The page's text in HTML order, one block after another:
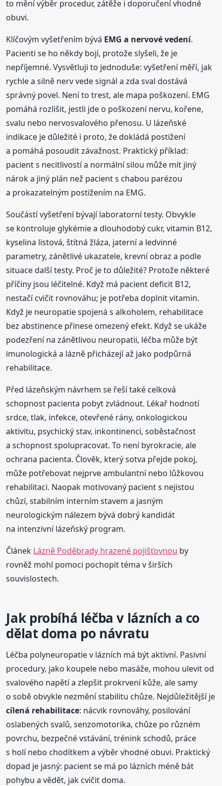
to mění výběr procedur, zátěže i doporučení vhodné
obuvi.
Klíčovým vyšetřením bývá EMG a nervové vedení.
Pacienti se ho někdy bojí, protože slyšeli, že je
nepříjemné. Vysvětluji to jednoduše: vyšetření měří, jak
rychle a silně nerv vede signál a zda sval dostává
správný povel. Není to trest, ale mapa poškození. EMG
pomáhá rozlišit, jestli jde o poškození nervu, kořene,
svalu nebo nervosvalového přenosu. U lázeňské
indikace je důležité i proto, že dokládá postižení
a pomáhá posoudit závažnost. Praktický příklad:
pacient s necitlivostí a normální silou může mít jiný
nárok a jiný plán než pacient s chabou parézou
a prokazatelným postižením na EMG.
Součástí vyšetření bývají laboratorní testy. Obvykle
se kontroluje glykémie a dlouhodobý cukr, vitamin B12,
kyselina listová, štítná žláza, jaterní a ledvinné
parametry, zánětlivé ukazatele, krevní obraz a podle
situace další testy. Proč je to důležité? Protože některé
příčiny jsou léčitelné. Když má pacient deficit B12,
nestačí cvičit rovnováhu; je potřeba doplnit vitamin.
Když je neuropatie spojená s alkoholem, rehabilitace
bez abstinence přinese omezený efekt. Když se ukáže
podezření na zánětlivou neuropatii, léčba může být
imunologická a lázně přicházejí až jako podpůrná
rehabilitace.
Před lázeňským návrhem se řeší také celková
schopnost pacienta pobyt zvládnout. Lékař hodnotí
srdce, tlak, infekce, otevřené rány, onkologickou
aktivitu, psychický stav, inkontinenci, soběstačnost
a schopnost spolupracovat. To není byrokracie, ale
ochrana pacienta. Člověk, který sotva přejde pokoj,
může potřebovat nejprve ambulantní nebo lůžkovou
rehabilitaci. Naopak motivovaný pacient s nejistou
chůzí, stabilním interním stavem a jasným
neurologickým nálezem bývá dobrý kandidát
na intenzivní lázeňský program.
Článek Lázně Poděbrady hrazené pojišťovnou by
rovněž mohl pomoci pochopit téma v širších
souvislostech.
Jak probíhá léčba v lázních a co
dělat doma po návratu
Léčba polyneuropatie v lázních má být aktivní. Pasivní
procedury, jako koupele nebo masáže, mohou ulevit od
svalového napětí a zlepšit prokrvení kůže, ale samy
o sobě obvykle nezmění stabilitu chůze. Nejdůležitější je
cílená rehabilitace: nácvik rovnováhy, posilování
oslabených svalů, senzomotorika, chůze po různém
povrchu, bezpečné vstávání, trénink schodů, práce
s holí nebo chodítkem a výběr vhodné obuvi. Praktický
dopad je jasný: pacient se má po lázních méně bát
pohybu a vědět, jak cvičit doma.